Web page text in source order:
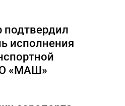
подтвердил
исполнения
«МАШ»